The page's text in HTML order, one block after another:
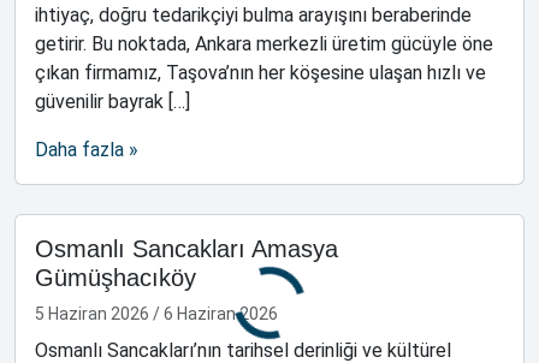
ihtiyaç, doğru tedarikçiyi bulma arayışını beraberinde
getirir. Bu noktada, Ankara merkezli üretim gücüyle öne
çıkan firmamız, Taşova’nın her köşesine ulaşan hızlı ve
güvenilir bayrak […]
Daha fazla »
Osmanlı Sancakları Amasya
Gümüşhacıköy
5 Haziran 2026 /6 Haziran 2026
Osmanlı Sancakları’nın tarihsel derinliği ve kültürel